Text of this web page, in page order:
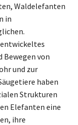
Waldelefanten
in
Bewegen von
und zur
haben
Strukturen
Elefanten eine
ihre